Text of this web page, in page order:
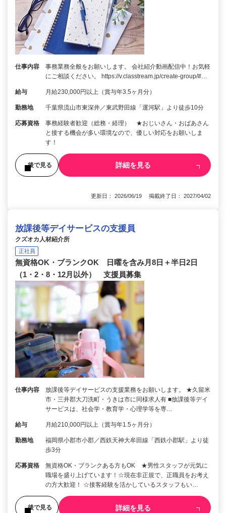
仕事内容
事務業務全般をお願いします。 会社紹介動画配信中！お気軽
にご相談ください。 https://v.classtream.jp/create-group/#…
給与 月給230,000円以上（賞与年3.5ヶ月分）
勤務地 千葉県流山市東深井／東武野田線「運河駅」より徒歩10分
応募資格
事務経験者歓迎（総務・経理） ★おじいさん・おばあさん
と接する機会が多い環境なので、優しい対応をお願いしま
す！
後で見る 詳細を見る
更新日： 2026/06/19 掲載終了日： 2027/04/02
放課後等デイサービスの支援員
クズオカ人材紹介所
正社員
無資格OK・ブランクOK 日曜を含み月8日＋半日2日
（1・2・8・12月以外） 支援員募集
仕事内容
放課後等デイサービスの支援業務をお願いします。 ★久留米
市・三井郡大刀洗町・うきは市に同様求人有 ■放課後等デイ
サービスは、社会学・教育学・心理学等を専…
給与 月給210,000円以上（賞与年1.5ヶ月分）
勤務地
福岡県小郡市小郡／西鉄天神大牟田線「西鉄小郡駅」より徒
歩3分
応募資格
無資格OK・ブランクある方もOK ★男性スタッフが元気に
職場を盛り上げています！☆現在非正規で、正職員をお考え
の方大歓迎！ ☆接客経験を活かしているスタッフもい…
後で見る 詳細を見る